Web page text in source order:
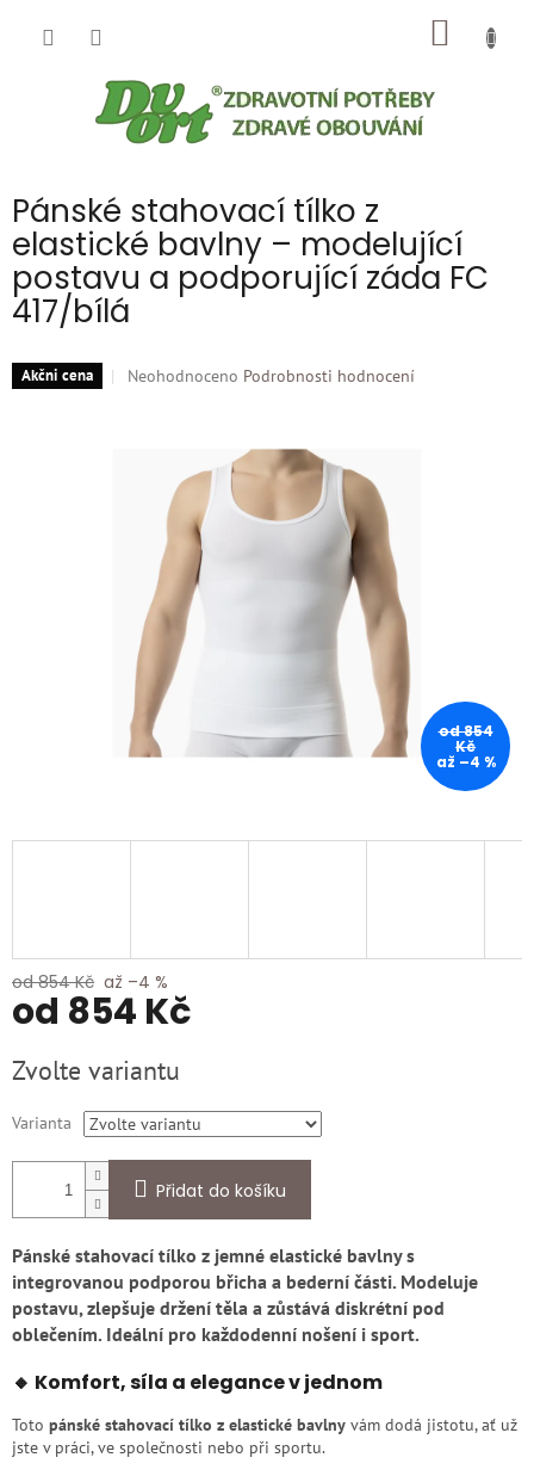
Pánské stahovací tílko z
elastické bavlny – modelující
postavu a podporující záda FC
417/bílá
Akčni cena
Průměrné
hvězdiček.
Neohodnoceno Podrobnosti hodnocení
od 854
Kč
až –4 %
od 854 Kč až –4 %
od 854 Kč
cena:
Zvolte variantu
Varianta
Přidat do košíku
Pánské stahovací tílko z jemné elastické bavlny s
integrovanou podporou břicha a bederní části. Modeluje
postavu, zlepšuje držení těla a zůstává diskrétní pod
oblečením. Ideální pro každodenní nošení i sport.
🔸 Komfort, síla a elegance v jednom
Toto pánské stahovací tílko z elastické bavlny vám dodá jistotu, ať už
jste v práci, ve společnosti nebo při sportu.